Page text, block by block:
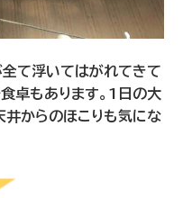
全て浮いてはがれてきて
卓もあります。1日の大
井からのほこりも気にな